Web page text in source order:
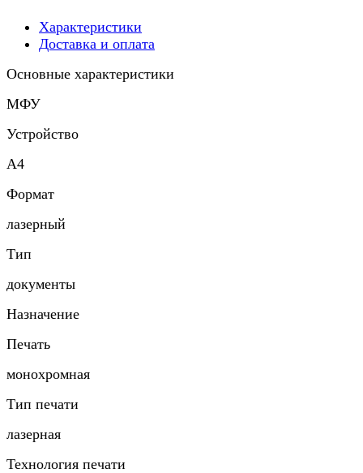
Характеристики
Доставка и оплата
Основные характеристики
МФУ
Устройство
A4
Формат
лазерный
Тип
документы
Назначение
Печать
монохромная
Тип печати
лазерная
Технология печати